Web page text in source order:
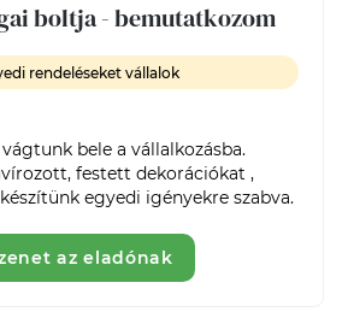
boltja - bemutatkozom
rendeléseket vállalok
bele a vállalkozásba.
festett dekorációkat ,
az eladónak